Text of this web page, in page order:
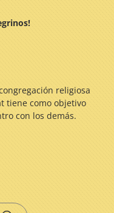
religiosa
tiene como objetivo
con los demás.